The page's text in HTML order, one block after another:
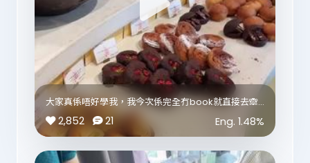
🎁 買滿4盒：
送透明質酸保濕面霜（價值$198）
🎁 買滿6盒：
再送透明質酸保濕安瓶精華（價值$148）
🌟 官網限定：
買滿8盒再送 $100 萬寧優惠券
https://bit.ly/4wAOtdv
#Wellage #萬寧獨家官方正貨 #限時優惠
大家真係唔好學我，我今次係完全冇book就直接去🙈
本身店員話當日已經full咗，好彩最後先攝到一個位俾
我整到。
2,852 21 Eng. 1.48%